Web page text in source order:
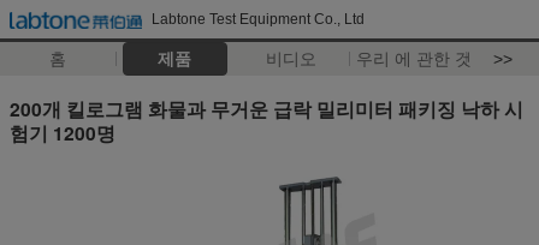
Labtone Test Equipment Co., Ltd
홈 제품 비디오 우리 에 관한 것 >>
200개 킬로그램 화물과 무거운 급락 밀리미터 패키징 낙하 시
험기 1200명